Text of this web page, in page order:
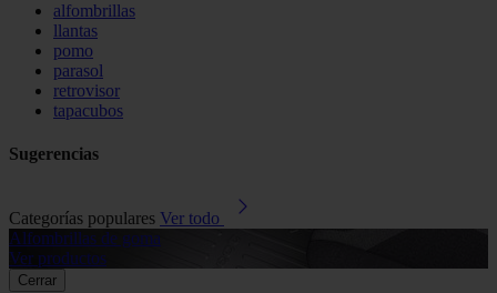
alfombrillas
llantas
pomo
parasol
retrovisor
tapacubos
Sugerencias
Categorías populares Ver todo
Alfombrillas de goma
Ver productos
Cerrar